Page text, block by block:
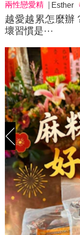
兩性戀愛精 Esther
越愛越累怎麼辦
壞習慣是⋯